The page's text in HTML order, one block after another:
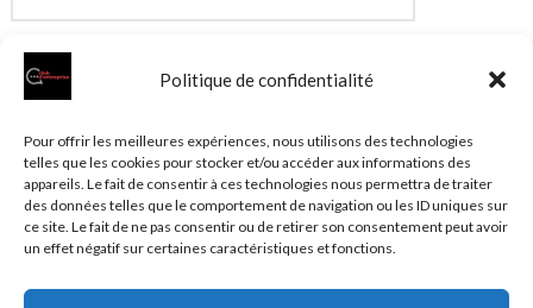
Politique de confidentialité
Pour offrir les meilleures expériences, nous utilisons des technologies
telles que les cookies pour stocker et/ou accéder aux informations des
appareils. Le fait de consentir à ces technologies nous permettra de traiter
des données telles que le comportement de navigation ou les ID uniques sur
ce site. Le fait de ne pas consentir ou de retirer son consentement peut avoir
un effet négatif sur certaines caractéristiques et fonctions.
Enregistrer mon nom, mon e-mail et mon site dans
le navigateur pour mon prochain commentaire.